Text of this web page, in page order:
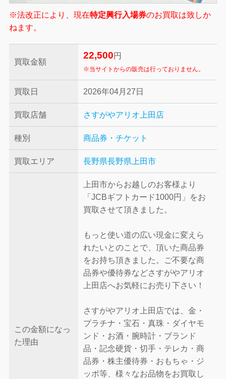
※法改正により、現在特定興行入場券のお買取は致しか
ねます。
買取金額
22,500 円
※当サイトからの販売は行っておりません。
買取日 2026年04月27日
買取店舗 さすがやアリオ上田店
種別 商品券・チケット
買取エリア 長野県長野県上田市
この金額になっ
た理由
上田市からお越しのお客様より
「JCBギフトカード1000円」をお
買取させて頂きました。
もっと使い道の広い現金に変えら
れたいとのことで、頂いた商品券
をお持ち頂きました。ご不要な商
品券や優待券などさすがやアリオ
上田店へお気軽にお売り下さい！
さすがやアリオ上田店では、金・
プラチナ・宝石・真珠・ダイヤモ
ンド・お酒・腕時計・ブランド
品・記念硬貨・切手・テレカ・商
品券・株主優待券・おもちゃ・ジ
ッポ等、様々なお品物をお買取し